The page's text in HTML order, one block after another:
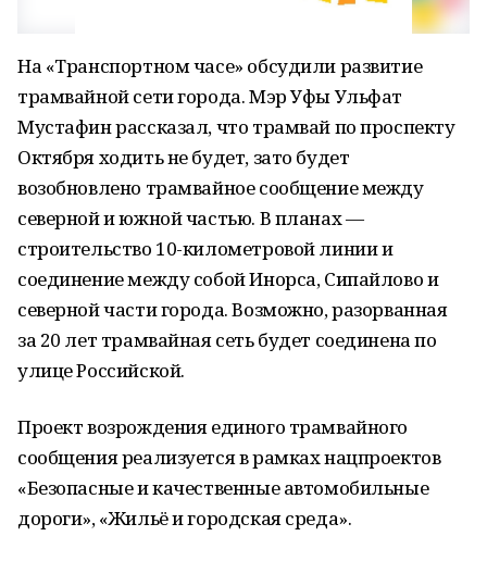
На «Транспортном часе» обсудили развитие
трамвайной сети города. Мэр Уфы Ульфат
Мустафин рассказал, что трамвай по проспекту
Октября ходить не будет, зато будет
возобновлено трамвайное сообщение между
северной и южной частью. В планах —
строительство 10-километровой линии и
соединение между собой Инорса, Сипайлово и
северной части города. Возможно, разорванная
за 20 лет трамвайная сеть будет соединена по
улице Российской.
Проект возрождения единого трамвайного
сообщения реализуется в рамках нацпроектов
«Безопасные и качественные автомобильные
дороги», «Жильё и городская среда».